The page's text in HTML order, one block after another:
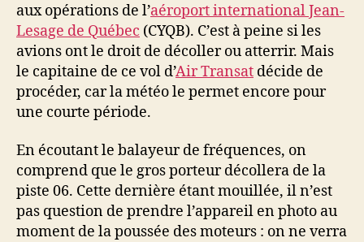
aux opérations de l’aéroport international Jean-
Lesage de Québec (CYQB). C’est à peine si les
avions ont le droit de décoller ou atterrir. Mais
le capitaine de ce vol d’Air Transat décide de
procéder, car la météo le permet encore pour
une courte période.
En écoutant le balayeur de fréquences, on
comprend que le gros porteur décollera de la
piste 06. Cette dernière étant mouillée, il n’est
pas question de prendre l’appareil en photo au
moment de la poussée des moteurs : on ne verra